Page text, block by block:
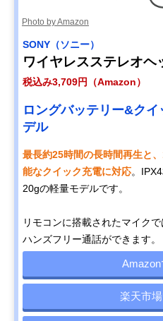
Photo by Amazon
SONY（ソニー）
ワイヤレスステレオヘ
税込み3,709円（Amazon）
ロングバッテリー&ク
デル
最長約25時間の長時間再生と
能なクイック充電に対応。
20gの軽量モデルです。
リモコンに搭載されたマイク
ハンズフリー通話ができます。
Amazon
楽天市